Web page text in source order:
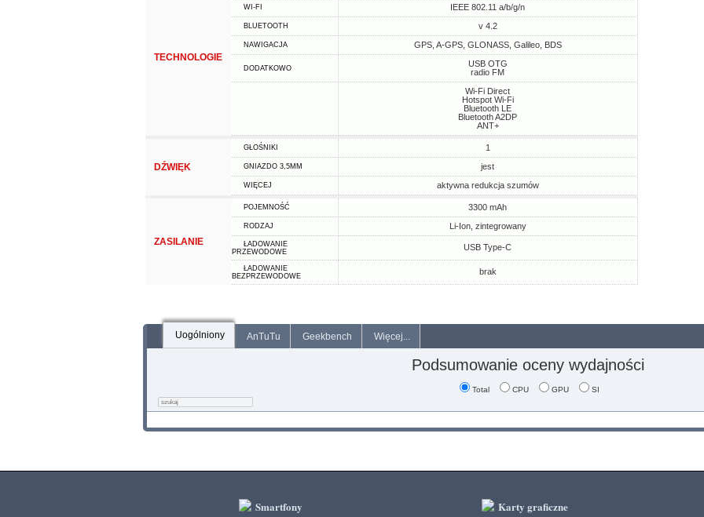
TECHNOLOGIE
WI-FI IEEE 802.11 a/b/g/n
BLUETOOTH v 4.2
NAWIGACJA GPS, A-GPS, GLONASS, Galileo, BDS
DODATKOWO
USB OTG
radio FM
Wi-Fi Direct
Hotspot Wi-Fi
Bluetooth LE
Bluetooth A2DP
ANT+
DŹWIĘK
GŁOŚNIKI 1
GNIAZDO 3,5MM jest
WIĘCEJ aktywna redukcja szumów
ZASILANIE
POJEMNOŚĆ 3300 mAh
RODZAJ Li-Ion, zintegrowany
ŁADOWANIE
PRZEWODOWE
USB Type-C
ŁADOWANIE
BEZPRZEWODOWE
brak
Uogólniony AnTuTu Geekbench Więcej...
Podsumowanie oceny wydajności
Total CPU GPU SI
Smartfony Karty graficzne